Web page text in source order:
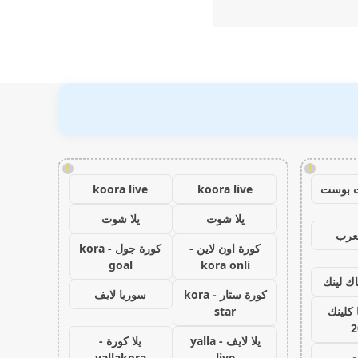
!
بوست
لينك
!
koora live
koora live
يلا شوت
يلا شوت
كورة اون لاين -
kora onli
كورة جول - kora
goal
كورة ستار - kora
star
سوريا لايف
يلا لايف - yalla
يلا كورة -